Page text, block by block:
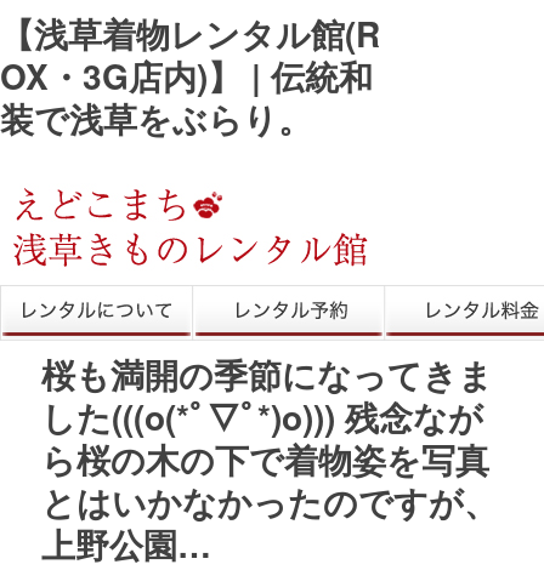
【浅草着物レンタル館(R
OX・3G店内)】 | 伝統和
装で浅草をぶらり。
きものレンタル レンタル予約 レンタル料金
桜も満開の季節になってきま
した(((o(*ﾟ▽ﾟ*)o))) 残念なが
ら桜の木の下で着物姿を写真
とはいかなかったのですが、
上野公園…